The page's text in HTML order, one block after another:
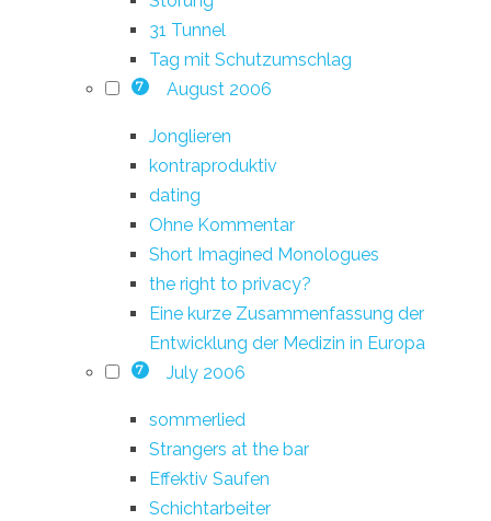
31 Tunnel
Tag mit Schutzumschlag
7 August 2006
Jonglieren
kontraproduktiv
dating
Ohne Kommentar
Short Imagined Monologues
the right to privacy?
Eine kurze Zusammenfassung der
Entwicklung der Medizin in Europa
7 July 2006
sommerlied
Strangers at the bar
Effektiv Saufen
Schichtarbeiter